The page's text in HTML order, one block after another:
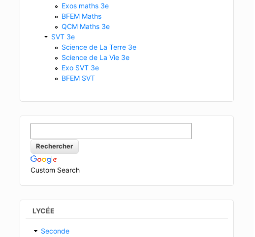
Exos maths 3e
BFEM Maths
QCM Maths 3e
SVT 3e
Science de La Terre 3e
Science de La Vie 3e
Exo SVT 3e
BFEM SVT
Custom Search
LYCÉE
Seconde